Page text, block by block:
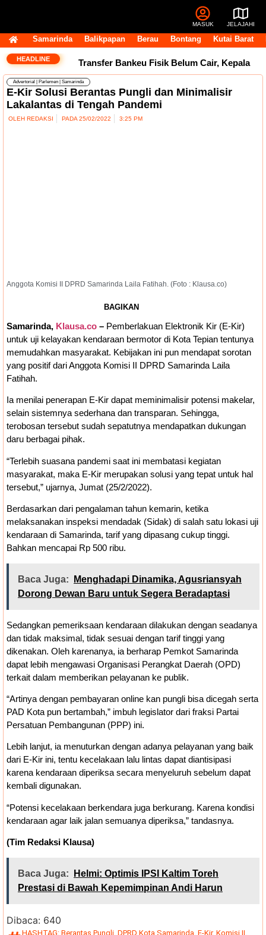
MASUK JELAJAHI
Samarinda Balikpapan Berau Bontang Kutai Barat
HEADLINE Transfer Bankeu Fisik Belum Cair, Kepala
Daerah Khawatir Proyek Infrastruktur
Terganggu 14 Jabatan Strategis Pemprov
Kajian Akademik, Bukan Sekadar Kesepakatan
Pembahasan Hak Angket terhadap
Gubernur Kaltim Belum Dijadwalkan Ulang,
DPRD Masih Tunggu Proses Administrasi
Advertorial Parlemen Samarinda
E-Kir Solusi Berantas Pungli dan Minimalisir
Lakalantas di Tengah Pandemi
OLEH REDAKSI PADA 25/02/2022 3:25 PM
Anggota Komisi II DPRD Samarinda Laila Fatihah. (Foto : Klausa.co)
BAGIKAN
Samarinda, Klausa.co – Pemberlakuan Elektronik Kir (E-Kir)
untuk uji kelayakan kendaraan bermotor di Kota Tepian tentunya
memudahkan masyarakat. Kebijakan ini pun mendapat sorotan
yang positif dari Anggota Komisi II DPRD Samarinda Laila
Fatihah.
Ia menilai penerapan E-Kir dapat meminimalisir potensi makelar,
selain sistemnya sederhana dan transparan. Sehingga,
terobosan tersebut sudah sepatutnya mendapatkan dukungan
daru berbagai pihak.
“Terlebih suasana pandemi saat ini membatasi kegiatan
masyarakat, maka E-Kir merupakan solusi yang tepat untuk hal
tersebut,” ujarnya, Jumat (25/2/2022).
Berdasarkan dari pengalaman tahun kemarin, ketika
melaksanakan inspeksi mendadak (Sidak) di salah satu lokasi uji
kendaraan di Samarinda, tarif yang dipasang cukup tinggi.
Bahkan mencapai Rp 500 ribu.
Baca Juga:
Menghadapi Dinamika, Agusriansyah
Dorong Dewan Baru untuk Segera Beradaptasi
Sedangkan pemeriksaan kendaraan dilakukan dengan seadanya
dan tidak maksimal, tidak sesuai dengan tarif tinggi yang
dikenakan. Oleh karenanya, ia berharap Pemkot Samarinda
dapat lebih mengawasi Organisasi Perangkat Daerah (OPD)
terkait dalam memberikan pelayanan ke publik.
“Artinya dengan pembayaran online kan pungli bisa dicegah serta
PAD Kota pun bertambah,” imbuh legislator dari fraksi Partai
Persatuan Pembangunan (PPP) ini.
Lebih lanjut, ia menuturkan dengan adanya pelayanan yang baik
dari E-Kir ini, tentu kecelakaan lalu lintas dapat diantisipasi
karena kendaraan diperiksa secara menyeluruh sebelum dapat
kembali digunakan.
“Potensi kecelakaan berkendara juga berkurang. Karena kondisi
kendaraan agar laik jalan semuanya diperiksa,” tandasnya.
(Tim Redaksi Klausa)
Baca Juga:
Helmi: Optimis IPSI Kaltim Toreh
Prestasi di Bawah Kepemimpinan Andi Harun
Dibaca: 640
HASHTAG: Berantas Pungli DPRD Kota Samarinda E-Kir, Komisi II